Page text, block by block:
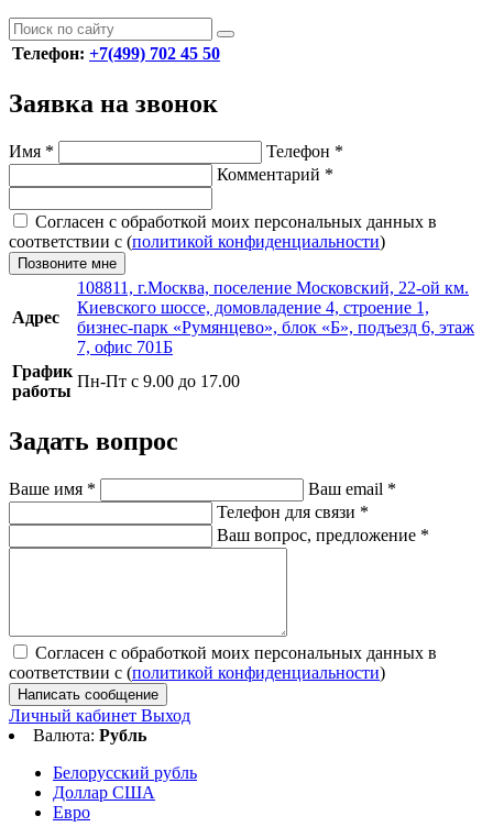
Телефон: +7(499) 702 45 50
Заявка на звонок
Имя * Телефон *
Комментарий *
Согласен с обработкой моих персональных данных в
соответствии с (политикой конфиденциальности)
Позвоните мне
Адрес
108811, г.Москва, поселение Московский, 22-ой км.
Киевского шоссе, домовладение 4, строение 1,
бизнес-парк «Румянцево», блок «Б», подъезд 6, этаж
7, офис 701Б
График
работы
Пн-Пт с 9.00 до 17.00
Задать вопрос
Ваше имя * Ваш email *
Телефон для связи *
Ваш вопрос, предложение *
Согласен с обработкой моих персональных данных в
соответствии с (политикой конфиденциальности)
Написать сообщение
Личный кабинет Выход
Валюта: Рубль
Белорусский рубль
Доллар США
Евро